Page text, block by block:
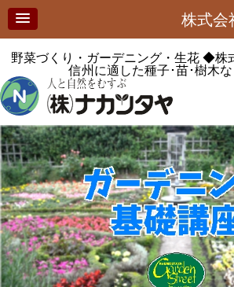
株式
野菜づくり・ガーデニング・生花◆株
信州に適した種子･苗･樹木